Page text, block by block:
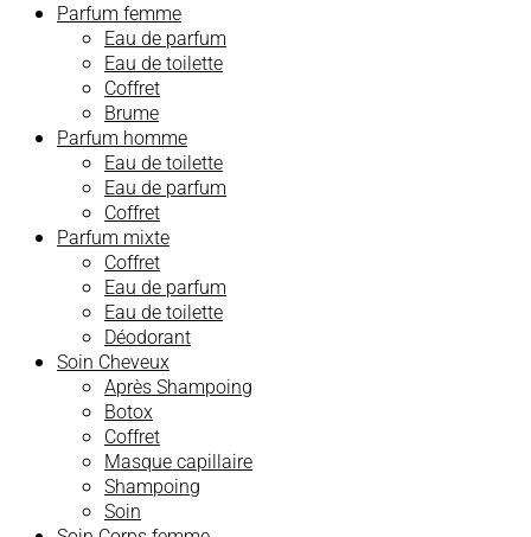
Parfum femme
Eau de parfum
Eau de toilette
Coffret
Brume
Parfum homme
Eau de toilette
Eau de parfum
Coffret
Parfum mixte
Coffret
Eau de parfum
Eau de toilette
Déodorant
Soin Cheveux
Après Shampoing
Botox
Coffret
Masque capillaire
Shampoing
Soin